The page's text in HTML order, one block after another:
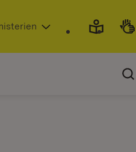
Fenster)